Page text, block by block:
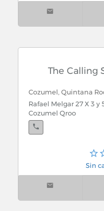
The Calling
Cozumel, Quintana
Rafael Melgar 27 X 3 y
Cozumel Qroo
Sin